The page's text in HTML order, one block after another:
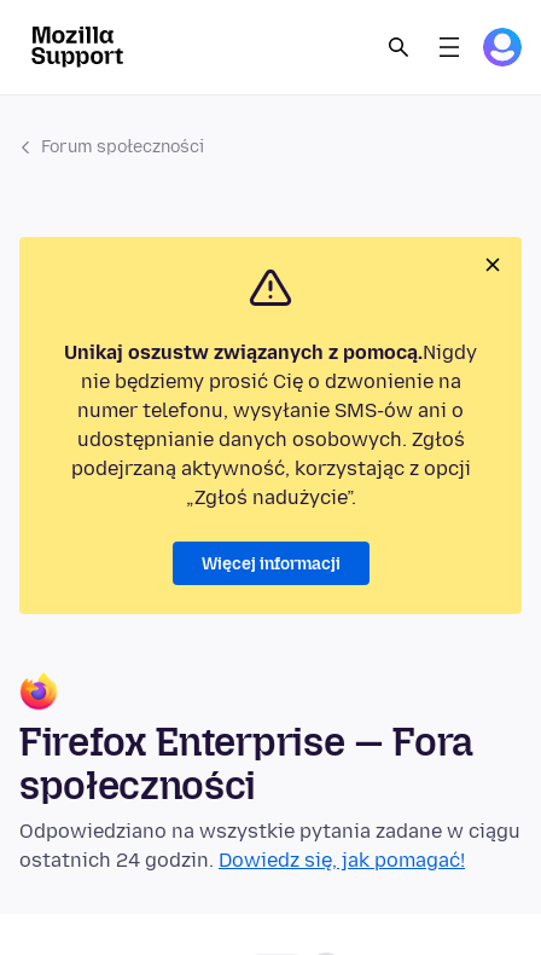
Forum społeczności
Unikaj oszustw związanych z pomocą.Nigdy
nie będziemy prosić Cię o dzwonienie na
numer telefonu, wysyłanie SMS-ów ani o
udostępnianie danych osobowych. Zgłoś
podejrzaną aktywność, korzystając z opcji
„Zgłoś nadużycie”.
Więcej informacji
Firefox Enterprise — Fora
społeczności
Odpowiedziano na wszystkie pytania zadane w ciągu
ostatnich 24 godzin. Dowiedz się, jak pomagać!